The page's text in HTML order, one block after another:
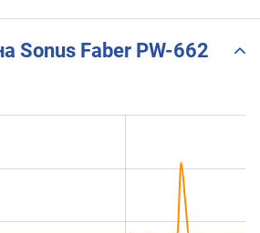
Sonus Faber PW-662